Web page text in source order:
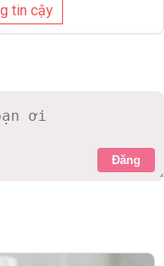
tin cậy
Đăng